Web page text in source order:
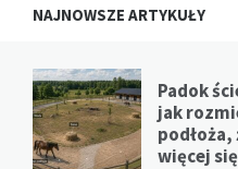
NAJNOWSZE ARTYKUŁY
Padok
jak
więcej